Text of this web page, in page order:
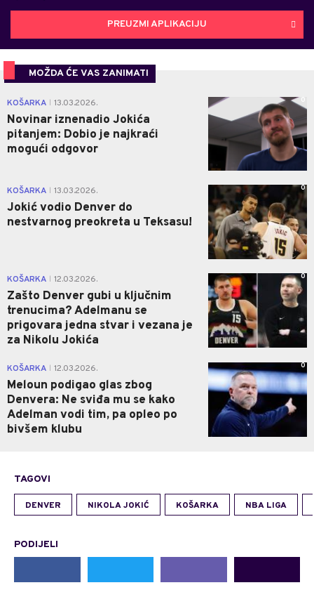
PREUZMI APLIKACIJU
MOŽDA ĆE VAS ZANIMATI
KOŠARKA 13.03.2026.
Novinar iznenadio Jokića
pitanjem: Dobio je najkraći
mogući odgovor
0
KOŠARKA 13.03.2026.
Jokić vodio Denver do
nestvarnog preokreta u Teksasu!
0
KOŠARKA 12.03.2026.
Zašto Denver gubi u ključnim
trenucima? Adelmanu se
prigovara jedna stvar i vezana je
za Nikolu Jokića
0
KOŠARKA 12.03.2026.
Meloun podigao glas zbog
Denvera: Ne sviđa mu se kako
Adelman vodi tim, pa opleo po
bivšem klubu
0
TAGOVI
DENVER NIKOLA JOKIĆ KOŠARKA NBA LIGA
PODIJELI